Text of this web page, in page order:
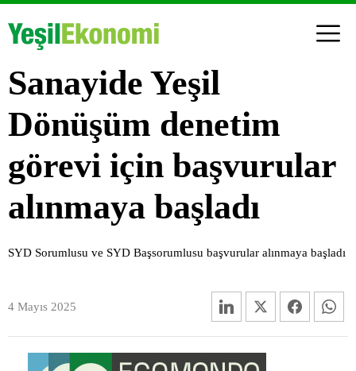
Sanayide Yeşil
Dönüşüm denetim
görevi için başvurular
alınmaya başladı
SYD Sorumlusu ve SYD Başsorumlusu başvurular alınmaya başladı
4 Mayıs 2025